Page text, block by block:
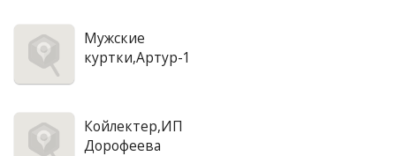
Мужские
куртки,Артур-1
Койлектер,ИП
Дорофеева